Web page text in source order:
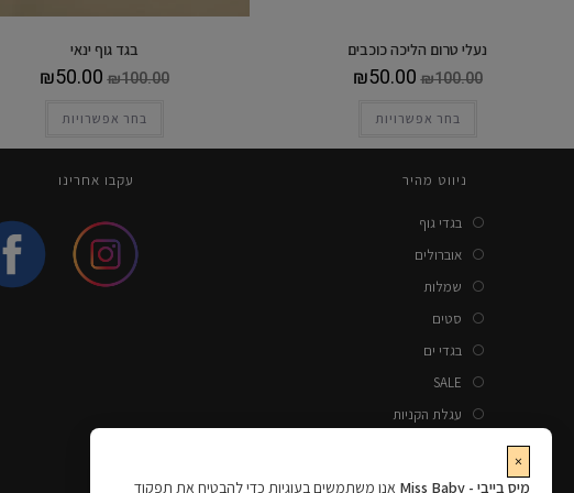
נעלי טרום הליכה כוכבים
₪100.00
₪50.00
בחר אפשרויות
בגד גוף ינאי
₪100.00
₪50.00
בחר אפשרויות
ניווט מהיר
בגדי גוף
אוברולים
שמלות
סטים
בגדי ים
SALE
עגלת הקניות
יצירת קשר
עקבו אחרינו
×
מיס בייבי - Miss Baby
אנו משתמשים בעוגיות כדי להבטיח את תפקוד